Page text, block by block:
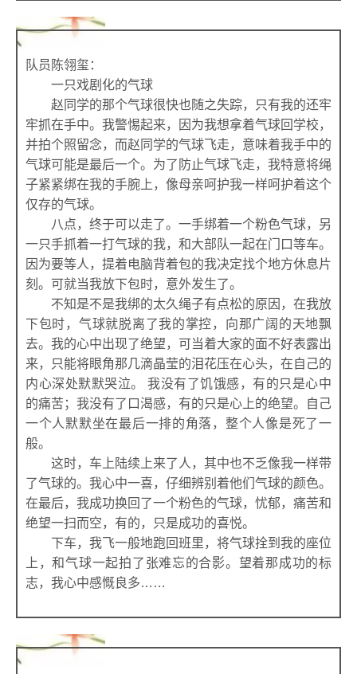
队员陈翎玺：
一只戏剧化的气球
赵同学的那个气球很快也随之失踪，只有我的还牢
牢抓在手中。我警惕起来，因为我想拿着气球回学校，
并拍个照留念，而赵同学的气球飞走，意味着我手中的
气球可能是最后一个。为了防止气球飞走，我特意将绳
子紧紧绑在我的手腕上，像母亲呵护我一样呵护着这个
仅存的气球。
八点，终于可以走了。一手绑着一个粉色气球，另
一只手抓着一打气球的我，和大部队一起在门口等车。
因为要等人，提着电脑背着包的我决定找个地方休息片
刻。可就当我放下包时，意外发生了。
不知是不是我绑的太久绳子有点松的原因，在我放
下包时，气球就脱离了我的掌控，向那广阔的天地飘
去。我的心中出现了绝望，可当着大家的面不好表露出
来，只能将眼角那几滴晶莹的泪花压在心头，在自己的
内心深处默默哭泣。 我没有了饥饿感，有的只是心中
的痛苦；我没有了口渴感，有的只是心上的绝望。自己
一个人默默坐在最后一排的角落，整个人像是死了一
般。
这时，车上陆续上来了人，其中也不乏像我一样带
了气球的。我心中一喜，仔细辨别着他们气球的颜色。
在最后，我成功换回了一个粉色的气球，忧郁，痛苦和
绝望一扫而空，有的，只是成功的喜悦。
下车，我飞一般地跑回班里，将气球拴到我的座位
上，和气球一起拍了张难忘的合影。望着那成功的标
志，我心中感慨良多……